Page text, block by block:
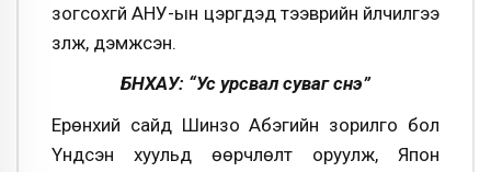
зогсохгүй АНУ-ын цэргүүдэд тээврийн үйлчилгээ
үзүүлж, дэмжсэн.
БНХАУ: “Ус урсвал суваг үүснэ”
Ерөнхий сайд Шинзо Абэгийн зорилго бол
Үндсэн хуульд өөрчлөлт оруулж, Япон